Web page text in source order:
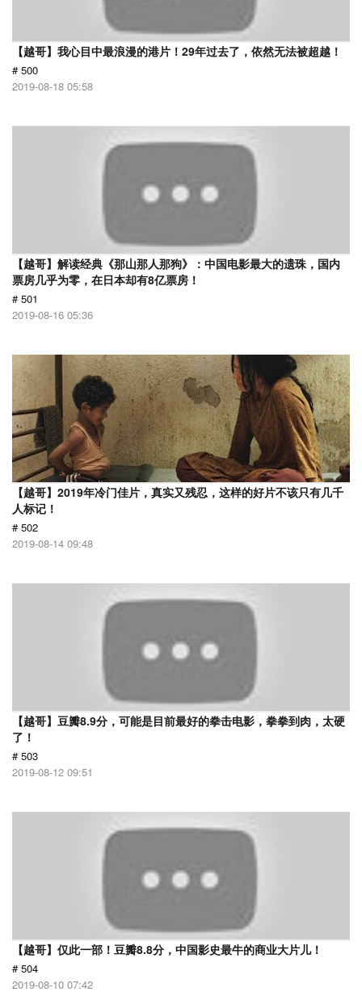
【越哥】我心目中最浪漫的港片！29年过去了，依然无法被超越！
# 500
2019-08-18 05:58
【越哥】解读经典《那山那人那狗》：中国电影最大的遗珠，国内
票房几乎为零，在日本却有8亿票房！
# 501
2019-08-16 05:36
【越哥】2019年冷门佳片，真实又残忍，这样的好片不该只有几千
人标记！
# 502
2019-08-14 09:48
【越哥】豆瓣8.9分，可能是目前最好的拳击电影，拳拳到肉，太硬
了！
# 503
2019-08-12 09:51
【越哥】仅此一部！豆瓣8.8分，中国影史最牛的商业大片儿！
# 504
2019-08-10 07:42